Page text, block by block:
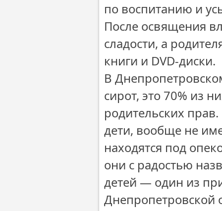
по воспитанию и
После освящения
сладости, а
книги и DVD-диски.
В
сирот, это 70% из
родительских
дети, вообще не
находятся под
они с радостью
детей — один из
Днепропетровской